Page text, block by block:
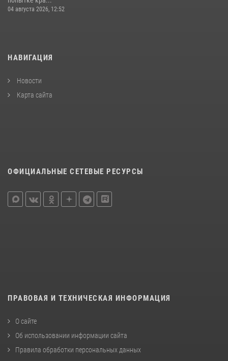
04 августа 2026, 12:52
НАВИГАЦИЯ
Новости
Карта сайта
ОФИЦИАЛЬНЫЕ СЕТЕВЫЕ РЕСУРСЫ
ПРАВОВАЯ И ТЕХНИЧЕСКАЯ ИНФОРМАЦИЯ
О сайте
Об использовании информации сайта
Правила обработки персональных данных